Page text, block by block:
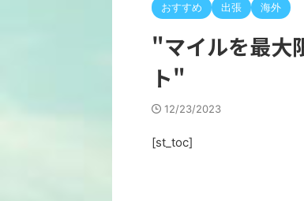
おすすめ 出張 海外
"マイルを最大
ト"
12/23/2023
[st_toc]